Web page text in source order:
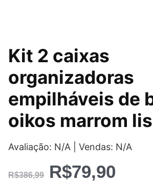
Kit 2 caixas
organizadoras
empilháveis de
oikos marrom
Avaliação: N/A | Vendas: N/A
R$386,99
O
preço
original
era:
R$386,99.
R$79,90
preço
é: